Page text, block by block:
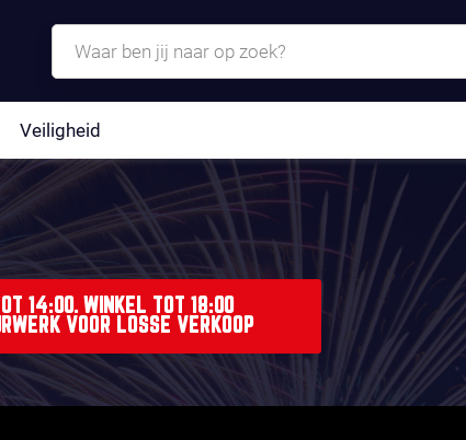
Veiligheid
14:00. WINKEL TOT 18:00
VOOR LOSSE VERKOOP